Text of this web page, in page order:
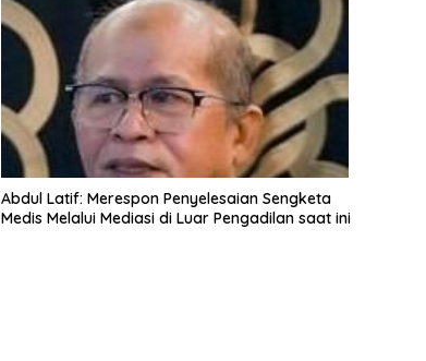
Abdul Latif: Merespon Penyelesaian Sengketa
Medis Melalui Mediasi di Luar Pengadilan saat ini